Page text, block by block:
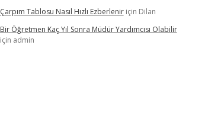
Çarpım Tablosu Nasıl Hızlı Ezberleniriçin Dilan
Bir Öğretmen Kaç Yıl Sonra Müdür Yardımcısı Olabilir
için admin